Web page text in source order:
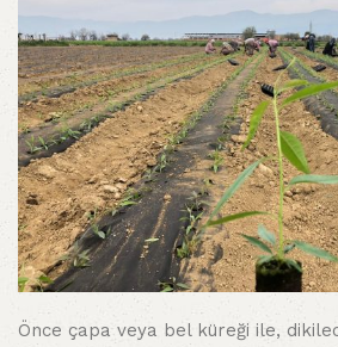
Önce çapa veya bel küreği ile,